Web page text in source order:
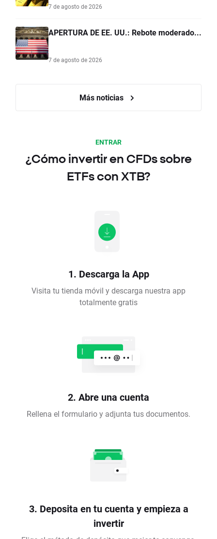
7 de agosto de 2026
APERTURA DE EE. UU.: Rebote moderado...
7 de agosto de 2026
Más noticias
ENTRAR
¿Cómo invertir en CFDs sobre
ETFs con XTB?
1. Descarga la App
Visita tu tienda móvil y descarga nuestra app
totalmente gratis
2. Abre una cuenta
Rellena el formulario y adjunta tus documentos.
3. Deposita en tu cuenta y empieza a
invertir